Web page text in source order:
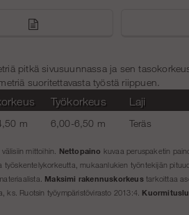
pitkä sivusuunnassa ja sen
suoritettavasta työstä riippuen.
Työkorkeus Laji
m 6,00-6,50 m Teräs
mittoihin. Nettopaino kuvaa peruspaketin
työskentelykorkeutta, mukaanlukien työntekijän
Maksimi rakennuskorkeustarkoittaa
ks. Ruotsin työympäristövirasto 2013:4.